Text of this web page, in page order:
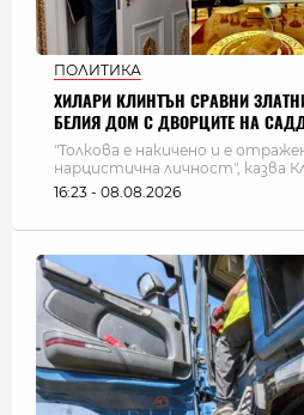
ПОЛИТИКА
ХИЛАРИ КЛИНТЪН СРАВНИ
БЕЛИЯ ДОМ С ДВОРЦИТЕ НА
"Толкова е накичено и е
нарцистична личност", казва
16:23 - 08.08.2026